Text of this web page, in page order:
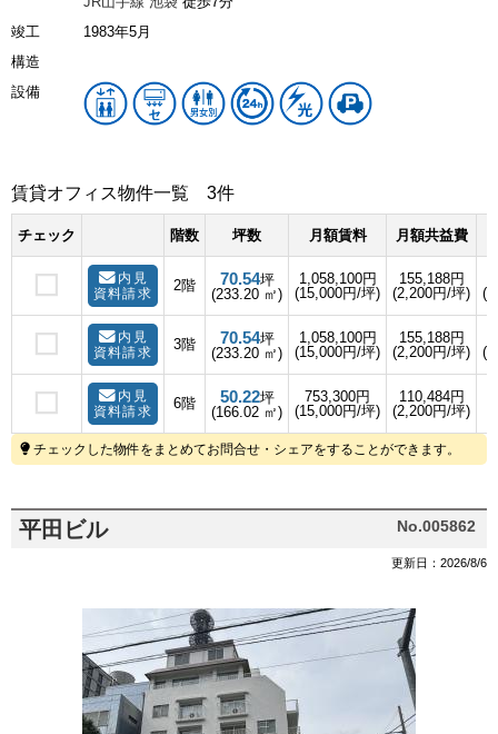
竣工
1983年5月
構造
設備
賃貸オフィス物件一覧 3件
チェック 階数 坪数 月額賃料 月額共益費
内見
資料請求
2階 70.54坪
(233.20 ㎡)
1,058,100円
(15,000円/坪)
155,188円
(2,200円/坪)
内見
資料請求
3階 70.54坪
(233.20 ㎡)
1,058,100円
(15,000円/坪)
155,188円
(2,200円/坪)
内見
資料請求
6階 50.22坪
(166.02 ㎡)
753,300円
(15,000円/坪)
110,484円
(2,200円/坪)
チェックした物件をまとめてお問合せ・シェアをすることができます。
平田ビル No.005862
更新日：2026/8/6